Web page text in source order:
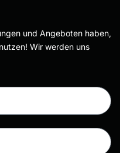
und Angeboten haben,
Wir werden uns